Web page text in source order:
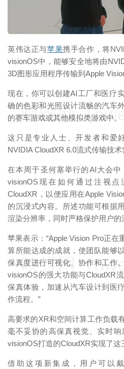
英伟达正与苹果携手合作，将
visionOS中，能够安全地将由
3D图形应用程序传输到Apple
现在，你可以创建AI工厂和医疗
确的色彩和光照设计流畅的汽车
的赛车游戏或其他模拟类游戏中。
这只是专业人士、开发者和爱
NVIDIA CloudXR 6.0流式传输技术
在本周于圣何塞举行的AI大会
visionOS现在如何通过注视
CloudXR，以便应用在Apple
的沉浸式内容。所述功能可根据
渲染分辨率，同时严格保护用户的
苹果表示：“Apple Vision Pro正
算所能达成的成就，使团队能够
保真度进行可视化、协作和工作
visionOS的强大功能与CloudXR
保真体验，加速从汽车设计到医
作流程。”
高要求的XR和空间计算工作负载
毫不妥协的高保真视觉、实时
visionOS打造的CloudXR实现了这
借助这项新集成，用户可以戴
映维网（
映维网（